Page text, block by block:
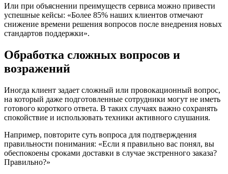
Или при объяснении преимуществ сервиса можно привести
успешные кейсы: «Более 85% наших клиентов отмечают
снижение времени решения вопросов после внедрения новых
стандартов поддержки».
Обработка сложных вопросов и
возражений
Иногда клиент задает сложный или провокационный вопрос,
на который даже подготовленные сотрудники могут не иметь
готового короткого ответа. В таких случаях важно сохранять
спокойствие и использовать техники активного слушания.
Например, повторите суть вопроса для подтверждения
правильности понимания: «Если я правильно вас понял, вы
обеспокоены сроками доставки в случае экстренного заказа?
Правильно?»